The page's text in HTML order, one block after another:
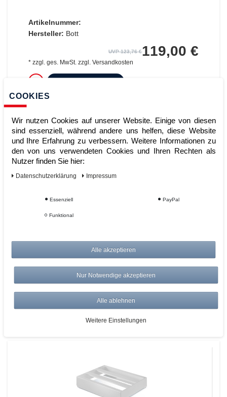
Artikelnummer:
Hersteller: Bott
UVP 123,76 €119,00 €
* zzgl. ges. MwSt.zzgl. Versandkosten
CNC cubio Schubladeneinsatz S, 60
Teileinheiten
Hersteller: Bott
UVP 134,16 €129,00 €
*zzgl. ges. MwSt.zzgl.Versandkosten
COOKIES
Wir nutzen Cookies auf unserer Website. Einige von diesen
sind essenziell, während andere uns helfen, diese Website
und Ihre Erfahrung zu verbessern. Weitere Informationen zu
den von uns verwendeten Cookies und Ihren Rechten als
Nutzer finden Sie hier:
Daten­schutz­erklärung Impressum
Essenziell PayPal
Funktional
Alle akzeptieren
Nur Notwendige akzeptieren
Alle ablehnen
Weitere Einstellungen